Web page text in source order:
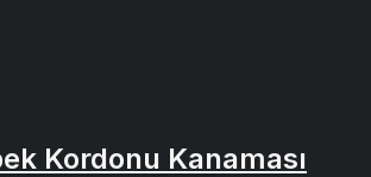
Kordonu Kanaması